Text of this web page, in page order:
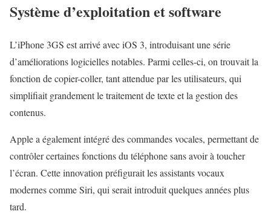
Système d’exploitation et software
L’iPhone 3GS est arrivé avec iOS 3, introduisant une série
d’améliorations logicielles notables. Parmi celles-ci, on trouvait la
fonction de copier-coller, tant attendue par les utilisateurs, qui
simplifiait grandement le traitement de texte et la gestion des
contenus.
Apple a également intégré des commandes vocales, permettant de
contrôler certaines fonctions du téléphone sans avoir à toucher
l’écran. Cette innovation préfigurait les assistants vocaux
modernes comme Siri, qui serait introduit quelques années plus
tard.